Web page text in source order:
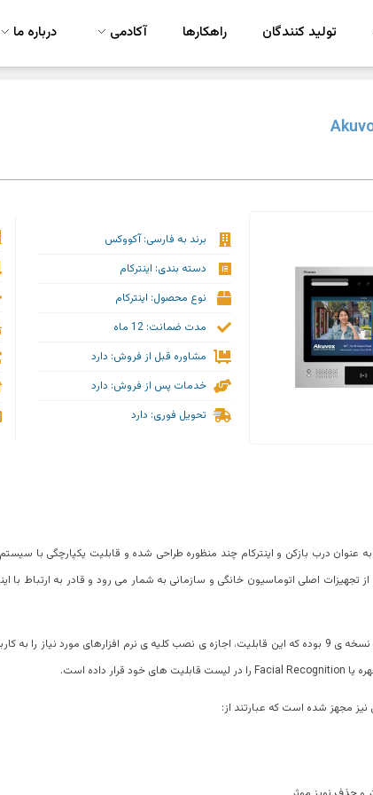
تولید کنندگان راهکارها آکادمی درباره ما
برند به فارسی: آکووکس
دسته بندی: اینترکام
نوع محصول: اینترکام
مدت ضمانت: 12 ماه
مشاوره قبل از فروش: دارد
خدمات پس از فروش: دارد
تحویل فوری: دارد
اصلی اتوماسیون خانگی و سازمانی به شمار می رود و قادر به ارتباط با
این دستگاه دارای سیستم عامل اندروید نسخه ی 9 بوده که این قابلیت، اجازه ی نصب کلیه ی نرم